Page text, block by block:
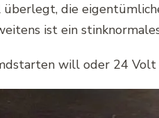
die
ist ein
will oder 24 Volt